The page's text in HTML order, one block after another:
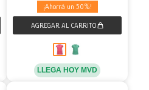
50
LLEGA HOY MVD